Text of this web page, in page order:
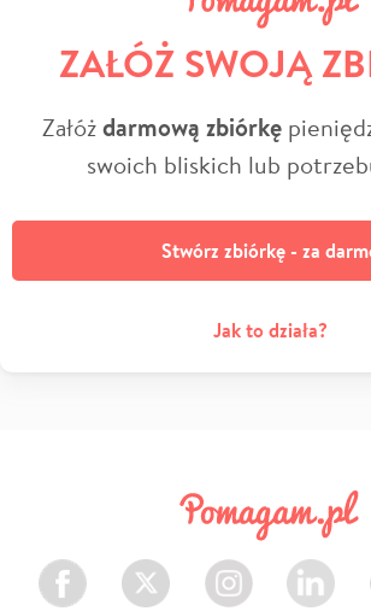
ZAŁÓŻ SWOJĄ
Załóżdarmową zbiórkę
swoich bliskich lub
Stwórz zbiórkę - za
Jak to działa?
Facebook Twitter Instagram LinkedIn